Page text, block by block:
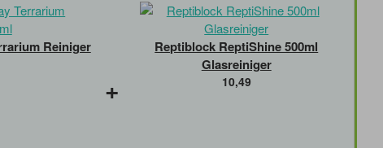
Reiniger
+
Reptiblock ReptiShine 500ml
Glasreiniger
10,49